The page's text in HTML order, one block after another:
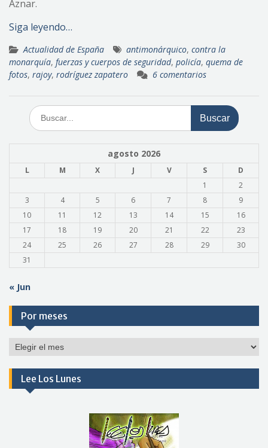
Aznar.
Siga leyendo…
Actualidad de España antimonárquico, contra la
monarquía, fuerzas y cuerpos de seguridad, policía, quema de
fotos, rajoy, rodríguez zapatero 6 comentarios
Buscar:
agosto 2026
L M X J V S
D
1
2
3
4 5 6 7 8
9
10
11 12 13 14 15
16
17
18 19 20 21 22
23
24
25 26 27 28 29
30
31
« Jun
Por meses
Por
Lee Los Lunes